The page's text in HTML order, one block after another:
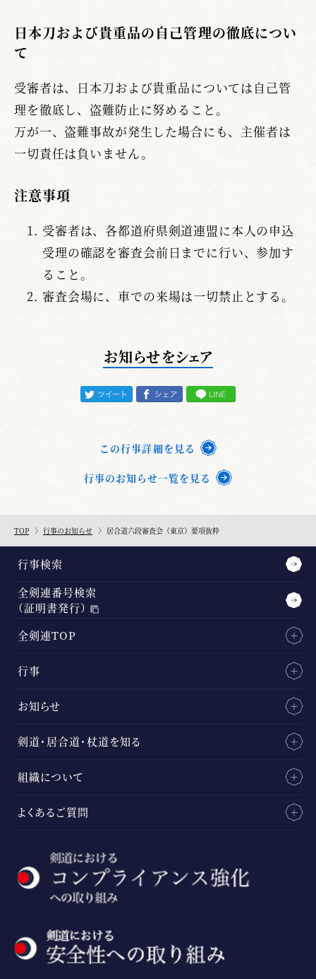
日本刀および貴重品の自己管理の徹底につい
て
受審者は、日本刀および貴重品については自己管
理を徹底し、盗難防止に努めること。
万が一、盗難事故が発生した場合にも、主催者は
一切責任は負いません。
注意事項
受審者は、各都道府県剣道連盟に本人の申込
受理の確認を審査会前日までに行い、参加す
ること。
審査会場に、車での来場は一切禁止とする。
お知らせをシェア
この行事詳細を見る
行事のお知らせ一覧を見る
TOP 行事のお知らせ 居合道六段審査会（東京）要項抜粋
行事検索
全剣連番号検索
（証明書発行）
全剣連TOP
行事
お知らせ
剣道・居合道・杖道を知る
組織について
よくあるご質問